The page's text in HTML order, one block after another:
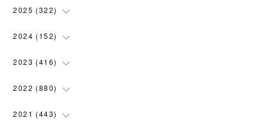
(12)
(102
( 110
(119
2025 (322)
(90)
( 100
(74)
( 4 )
2024 (152)
(5 )
(5)
( 7 )
2023 (416)
(28)
(58)
2022 (880)
(31)
2021 (443)